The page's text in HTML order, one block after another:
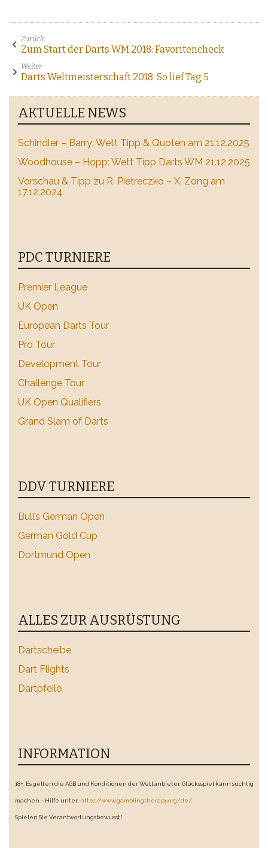
Zurück
Zum Start der Darts WM 2018: Favoritencheck
Weiter
Darts Weltmeisterschaft 2018: So lief Tag 5
AKTUELLE NEWS
Schindler – Barry: Wett Tipp & Quoten am 21.12.2025
Woodhouse – Hopp: Wett Tipp Darts WM 21.12.2025
Vorschau & Tipp zu R. Pietreczko – X. Zong am
17.12.2024
PDC TURNIERE
Premier League
UK Open
European Darts Tour
Pro Tour
Development Tour
Challenge Tour
UK Open Qualifiers
Grand Slam of Darts
DDV TURNIERE
Bull’s German Open
German Gold Cup
Dortmund Open
ALLES ZUR AUSRÜSTUNG
Dartscheibe
Dart Flights
Dartpfeile
INFORMATION
18+. Es gelten die AGB und Konditionen der Wettanbieter. Glücksspiel kann süchtig
machen – Hilfe unter: https://www.gamblingtherapy.org/de/
Spielen Sie Verantwortungsbewusst!